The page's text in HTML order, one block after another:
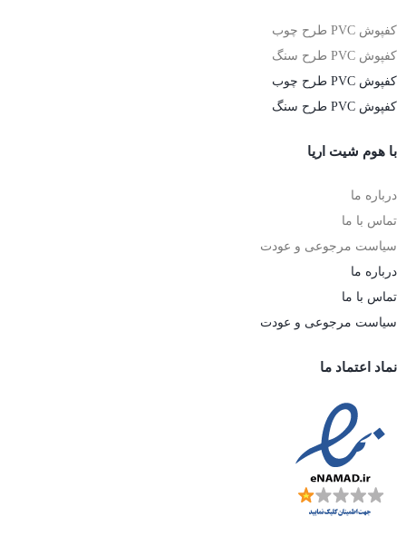
کفپوش PVC طرح چوب
کفپوش PVC طرح سنگ
کفپوش PVC طرح چوب
کفپوش PVC طرح سنگ
با هوم شیت اریا
درباره ما
تماس با ما
سیاست مرجوعی و عودت
درباره ما
تماس با ما
سیاست مرجوعی و عودت
نماد اعتماد ما